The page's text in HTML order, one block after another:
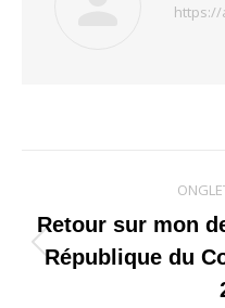
de
Retour sur mon
République du